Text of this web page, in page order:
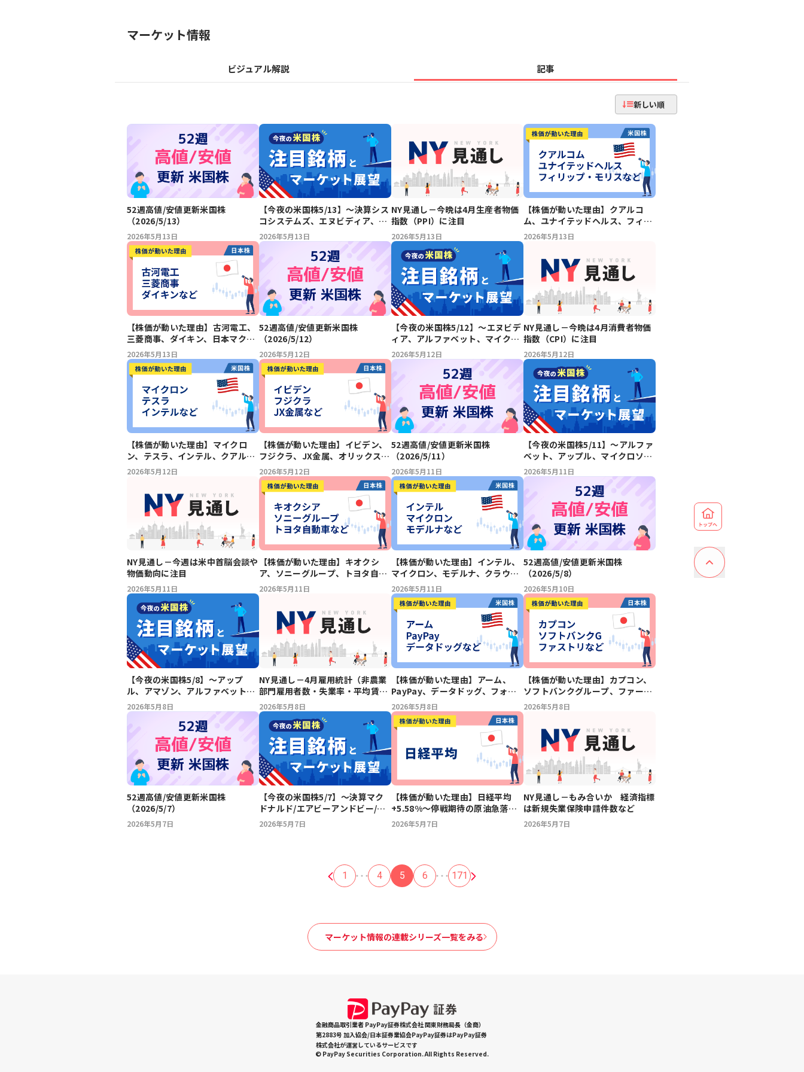
マーケット情報
ビジュアル解説 記事
新しい順
52週高値/安値更新米国株
（2026/5/13）
2026年5月13日
【今夜の米国株5/13】～決算シス
コシステムズ、エヌビディア、ア
ルファベット、メタ、アップル、
ネットフリックス、ウォルマート
～注目銘柄とマーケット展望
2026年5月13日
NY見通し－今晩は4月生産者物価
指数（PPI）に注目
2026年5月13日
【株価が動いた理由】クアルコ
ム、ユナイテッドヘルス、フィリ
ップ・モリス
2026年5月13日
【株価が動いた理由】古河電工、
三菱商事、ダイキン、日本マクド
ナルド、SUMCO、楽天銀行、ゼ
ンショー、オリンパス、リコー、
セコム、塩野義、ローム、パナソ
ニック、資生堂、東急、ニデック
（5/13）
2026年5月13日
52週高値/安値更新米国株
（2026/5/12）
2026年5月12日
【今夜の米国株5/12】～エヌビデ
ィア、アルファベット、マイクロ
ソフト、ネットフリックス、ウォ
ルト・ディズニー、イーライリリ
ー、フォード、コカ・コーラ、ペ
プシコ、サービスナウ、ユナイテ
ッドヘルス～注目銘柄とマーケッ
ト展望
2026年5月12日
NY見通し－今晩は4月消費者物価
指数（CPI）に注目
2026年5月12日
【株価が動いた理由】マイクロ
ン、テスラ、インテル、クアルコ
ム、デル、ストラテジー
2026年5月12日
【株価が動いた理由】イビデン、
フジクラ、JX金属、オリックス、
THK、ワークマン、メルカリ、
TOWA、MS&AD、ミネベアミツ
ミ（5/12）
2026年5月12日
52週高値/安値更新米国株
（2026/5/11）
2026年5月11日
【今夜の米国株5/11】～アルファ
ベット、アップル、マイクロソフ
ト、ナイキ、ボーイング、GM～注
目銘柄とマーケット展望
2026年5月11日
NY見通し－今週は米中首脳会談や
物価動向に注目
2026年5月11日
【株価が動いた理由】キオクシ
ア、ソニーグループ、トヨタ自動
車、任天堂、コナミ、ヤマダ、日
本たばこ産業、三菱自動車、ブラ
ィングス（5/11）
2026年5月11日
【株価が動いた理由】インテル、
マイクロン、モデルナ、クラウド
フレア、モンスター・ビバレッ
ジ、デル、メルカドリブレ
2026年5月11日
52週高値/安値更新米国株
（2026/5/8）
2026年5月10日
【今夜の米国株5/8】～アップ
ル、アマゾン、アルファベット、
エヌビディア、ブラックストー
ン、シティ、クラウドフレア、コ
インベース、ブロック、トレー
ド・デスク、クラフト・ハイン
ツ、マクドナルド～注目銘柄とマ
ーケット展望
2026年5月8日
NY見通し－4月雇用統計（非農業
部門雇用者数・失業率・平均賃
金）に注目
2026年5月8日
【株価が動いた理由】アーム、
PayPay、データドッグ、フォー
ティネット、テスラ、エヌビディ
ア、ファストリー、タペストリ
ー、ゾエティス、ベクトン・ディ
ッキンソン、アクソン・エンター
プライズ、アップラビン
2026年5月8日
【株価が動いた理由】カプコン、
ソフトバンクグループ、ファース
トリテイリング、安川電機、味の
素、協和キリン、住友林業
2026年5月8日
52週高値/安値更新米国株
（2026/5/7）
2026年5月7日
【今夜の米国株5/7】～決算マク
ドナルド/エアビーアンドビー/コ
インベース、アップル、メタ、ア
ーム、スナップ、ドアダッシュ、
2026年5月7日
【株価が動いた理由】日経平均
+5.58%～停戦期待の原油急落と
半導体株への買い殺到で史上最高
値を更新し一時初の63,000円台
2026年5月7日
NY見通し－もみ合いか 経済指標
は新規失業保険申請件数など
2026年5月7日
1 4 5 6 171
マーケット情報の連載シリーズ一覧をみる
金融商品取引業者 PayPay証券株式会社 関東財務局長（金商）
第2883号 加入協会/日本証券業協会PayPay証券はPayPay証券
株式会社が運営しているサービスです
© PayPay Securities Corporation. All Rights Reserved.